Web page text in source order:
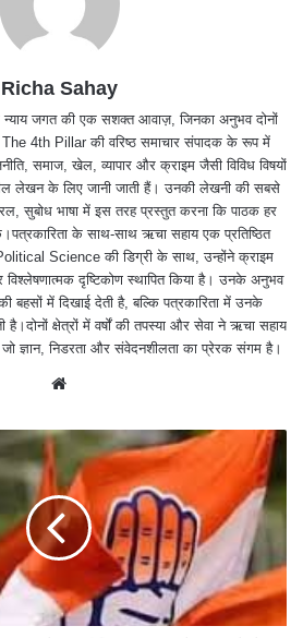
Richa Sahay
जगत की एक सशक्त आवाज़, जिनका अनुभव दोनों
में The 4th Pillar की वरिष्ठ समाचार संपादक के रूप में
समाज, खेल, व्यापार और क्राइम जैसी विविध विषयों
लेखन के लिए जानी जाती हैं। उनकी लेखनी की सबसे
सुबोध भाषा में इस तरह प्रस्तुत करना कि पाठक हर
के साथ-साथ ऋचा सहाय एक प्रतिष्ठित
Science की डिग्री के साथ, उन्होंने क्राइम
दृष्टिकोण स्थापित किया है। उनके अनुभव
बहसों में दिखाई देती है, बल्कि पत्रकारिता में उनके
है।दोनों क्षेत्रों में वर्षों की तपस्या और सेवा ने ऋचा सहाय
जो ज्ञान, निडरता और संवेदनशीलता का प्रेरक संगम है।
e